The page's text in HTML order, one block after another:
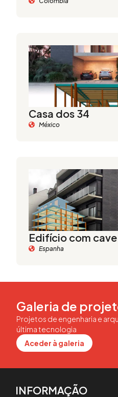
Casa dos 34
México
Edifício com cave
Espanha
Galeria de
Projetos de engenharia e
última tecnologia
Aceder à galeria
INFORMAÇÃO